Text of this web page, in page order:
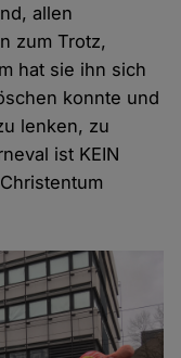
allen
zum Trotz,
hat sie ihn sich
konnte und
lenken, zu
ist KEIN